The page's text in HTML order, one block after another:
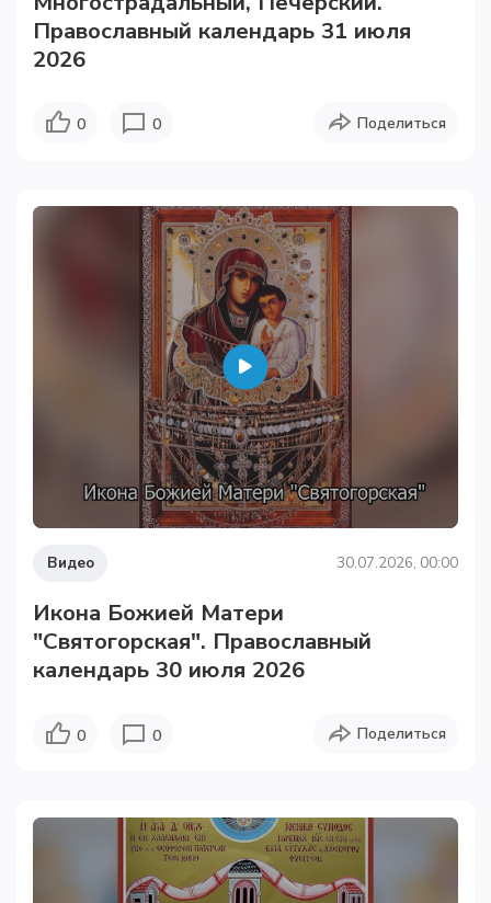
Православный календарь 31 июля
2026
0 0 Поделиться
Видео 30.07.2026, 00:00
Икона Божией Матери
"Святогорская". Православный
календарь 30 июля 2026
0 0 Поделиться